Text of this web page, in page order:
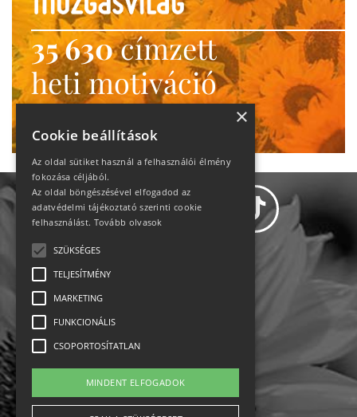
35 630címzett
heti motiváció
Ne maradj le!
Impresszum-kapcsolat
Jogi nyilatkozat
×
Cookie beállítások
Az oldal sütiket használ a felhasználói élmény
fokozása céljából.
Az oldal böngészésével elfogadod az
adatvédelmi tájékoztató szerinti cookie
felhasználást. Tovább olvasok
SZÜKSÉGES
TELJESÍTMÉNY
MARKETING
FUNKCIONÁLIS
CSOPORTOSÍTATLAN
MINDENT ELFOGADOK